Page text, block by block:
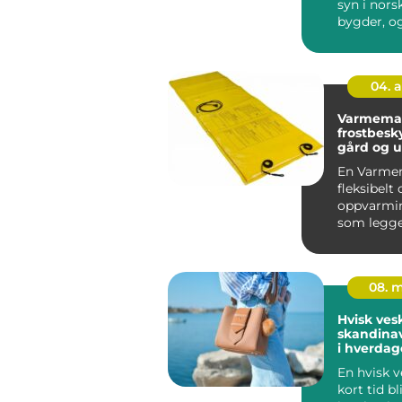
syn i
bygder,
04.
Varmematte
gård og
En
fleksibelt
som
08.
Hvisk
i
En hvisk
kort tid